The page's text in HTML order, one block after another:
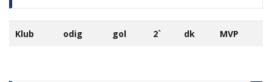
Klub odig gol 2` dk MVP